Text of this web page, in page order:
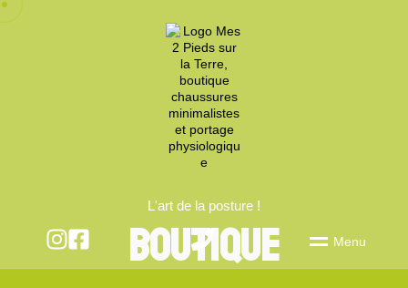
L'art de la posture !
Menu
boutique